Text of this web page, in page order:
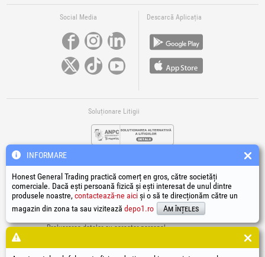
Social Media Descarcă Aplicația
Soluționare Litigii
Legături Utile
Prelucrarea datelor cu caracter personal
Datele de identificare ale societății
INFORMARE
Honest General Trading practică comerț en gros, către societăți
comerciale. Dacă ești persoană fizică și ești interesat de unul dintre
produsele noastre, contactează-ne aiciși o să te direcționăm către un
magazin din zona ta sau vizitează depo1.ro Am înțeles